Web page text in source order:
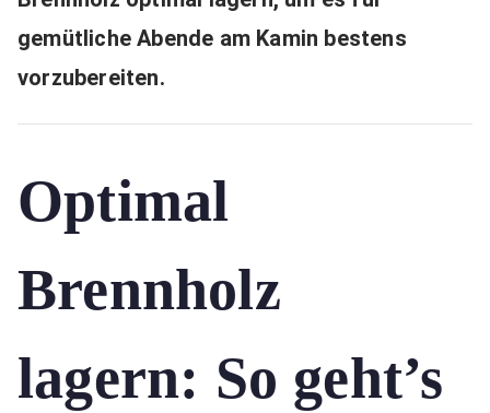
gemütliche Abende am Kamin bestens
vorzubereiten.
Optimal
Brennholz
lagern: So geht’s